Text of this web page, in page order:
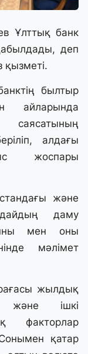
Ұлттық банк
деп
былтыр
айларында
алдағы
жоспары
және
даму
мен оны
мәлімет
жылдық
және ішкі
факторлар
қатар